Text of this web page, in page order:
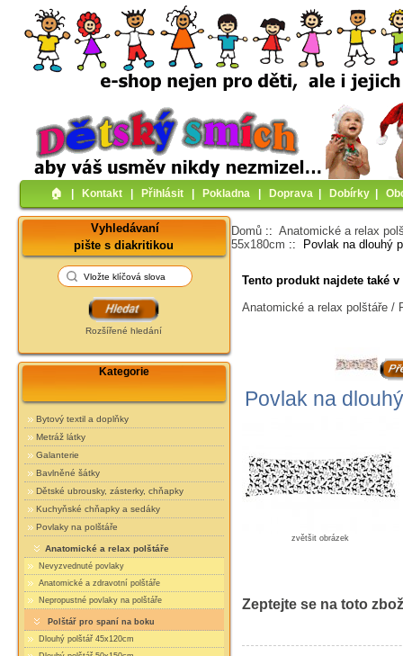
🏠︎ Kontakt Přihlásit Pokladna Doprava Dobírky
Vyhledávaní
pište s diakritikou
Rozšířené hledání
Kategorie
Bytový textil a doplňky
Metráž látky
Galanterie
Bavlněné šátky
Dětské ubrousky, zásterky, chňapky
Kuchyňské chňapky a sedáky
Povlaky na polštáře
Anatomické a relax polštáře
Nevyzvednuté povlaky
Anatomické a zdravotní polštáře
Nepropustné povlaky na polštáře
Polštář pro spaní na boku
Dlouhý polštář 45x120cm
Domů ::Anatomické a relax
55x180cm :: Povlak na dlouhý
Tento produkt najdete také
Anatomické a relax polštáře /
Povlak na
zvětšit obrázek
Zeptejte se na toto